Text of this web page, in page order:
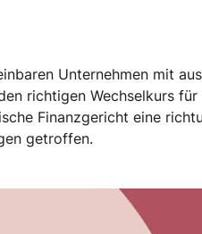
Unternehmen mit
richtigen Wechselkurs
Finanzgericht eine
getroffen.